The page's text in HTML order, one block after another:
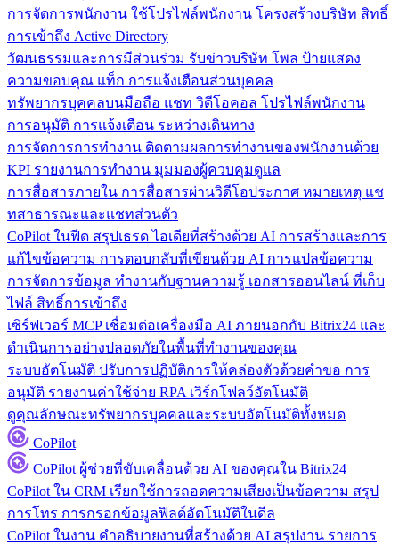
การจัดการพนักงาน ใช้โปรไฟล์พนักงาน โครงสร้างบริษัท สิทธิ์
การเข้าถึง Active Directory
วัฒนธรรมและการมีส่วนร่วม รับข่าวบริษัท โพล ป้ายแสดง
ความขอบคุณ แท็ก การแจ้งเตือนส่วนบุคคล
ทรัพยากรบุคคลบนมือถือ แชท วิดีโอคอล โปรไฟล์พนักงาน
การอนุมัติ การแจ้งเตือน ระหว่างเดินทาง
การจัดการการทำงาน ติดตามผลการทำงานของพนักงานด้วย
KPI รายงานการทำงาน มุมมองผู้ควบคุมดูแล
การสื่อสารภายใน การสื่อสารผ่านวิดีโอประกาศ หมายเหตุ แช
ทสาธารณะและแชทส่วนตัว
CoPilot ในฟีด สรุปเธรด ไอเดียที่สร้างด้วย AI การสร้างและการ
แก้ไขข้อความ การตอบกลับที่เขียนด้วย AI การแปลข้อความ
การจัดการข้อมูล ทำงานกับฐานความรู้ เอกสารออนไลน์ ที่เก็บ
ไฟล์ สิทธิ์การเข้าถึง
เซิร์ฟเวอร์ MCP เชื่อมต่อเครื่องมือ AI ภายนอกกับ Bitrix24 และ
ดำเนินการอย่างปลอดภัยในพื้นที่ทำงานของคุณ
ระบบอัตโนมัติ ปรับการปฏิบัติการให้คล่องตัวด้วยคำขอ การ
อนุมัติ รายงานค่าใช้จ่าย RPA เวิร์กโฟลว์อัตโนมัติ
ดูคุณลักษณะทรัพยากรบุคคลและระบบอัตโนมัติทั้งหมด
CoPilot
CoPilot ผู้ช่วยที่ขับเคลื่อนด้วย AI ของคุณใน Bitrix24
CoPilot ใน CRM เรียกใช้การถอดความเสียงเป็นข้อความ สรุป
การโทร การกรอกข้อมูลฟิลด์อัตโนมัติในดีล
CoPilot ในงาน คำอธิบายงานที่สร้างด้วย AI สรุปงาน รายการ